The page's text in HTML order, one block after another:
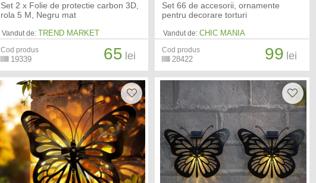
Set 2 x Folie de protectie carbon 3D,
rola 5 M, Negru mat
Vandut de: TREND MARKET
Cod produs
19339 65 lei
Set 66 de accesorii, ornamente
pentru decorare torturi
Vandut de: CHIC MANIA
Cod produs
28422 99 lei